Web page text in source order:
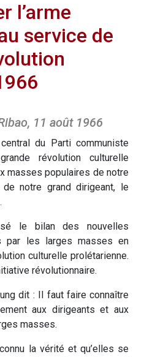
l’arme
service de
11 août 1966
du Parti communiste
révolution culturelle
masses populaires de notre
notre grand dirigeant, le
le bilan des nouvelles
par les larges masses en
culturelle prolétarienne.
révolutionnaire.
dit : II faut faire connaître
aux dirigeants et aux
masses.
la vérité et qu’elles se